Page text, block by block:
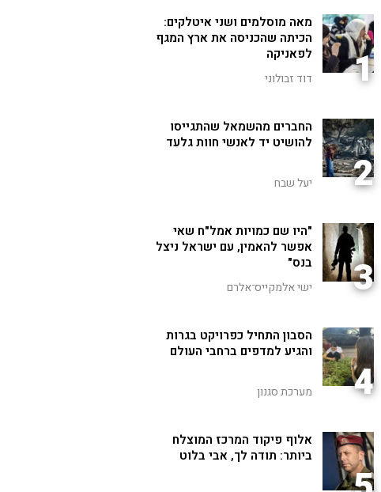
1
מאה מוסלמים ושני איטלקים:
הכיתה שהכניסה את ארץ המגף
לפאניקה
דוד זבולוני
2
החברים מהשמאל שהתגייסו
להושיט יד לאנשי חוות גלעד
יעל שבח
3
"היו שם כמויות אמל"ח שאי
אפשר להאמין, עם ישראל ניצל
בנס"
ישי אלמקייס־אלרם
4
הסבון התחיל כפרויקט בגרות
והגיע למדפים ברחבי העולם
מערכת סגנון
אלוף פיקוד המרכז המוצלח
ביותר: תודה לך, אבי בלוט